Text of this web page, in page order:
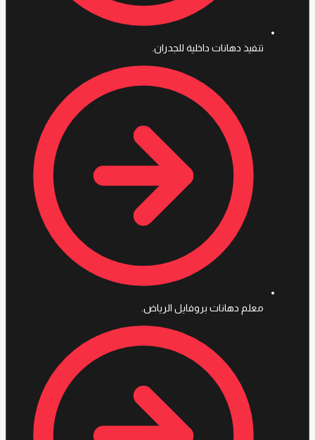
تنفيذ دهانات داخلية للجدران.
معلم دهانات بروفايل الرياض.